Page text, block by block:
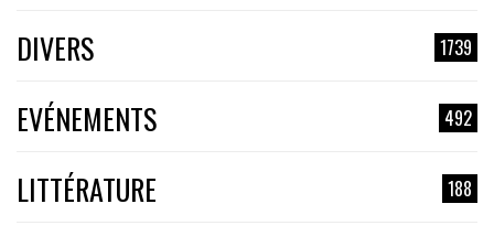
DIVERS 1739
EVÉNEMENTS 492
LITTÉRATURE 188